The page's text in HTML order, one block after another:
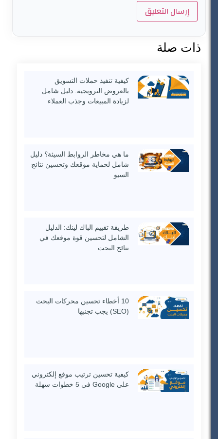
ذات صلة
كيفية تنفيذ حملات التسويق
بالعروض الترويجية: دليل شامل
لزيادة المبيعات وجذب العملاء
ما هي مخاطر الروابط السيئة؟ دليل
شامل لحماية موقعك وتحسين نتائج
السيو
طريقة تقييم الباك لينك: الدليل
الشامل لتحسين قوة موقعك في
نتائج البحث
10 أخطاء تحسين محركات البحث
كيفية تحسين ترتيب موقع إلكتروني
على Google في 5 خطوات سهلة